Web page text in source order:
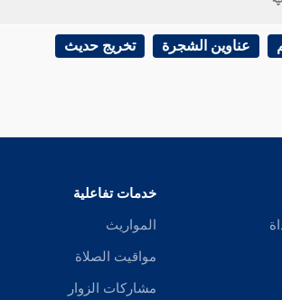
عناوين الشجرة تخريج حديث
خدمات تفاعلية
المواريث
مواقيت الصلاة
مشاركات الزوار